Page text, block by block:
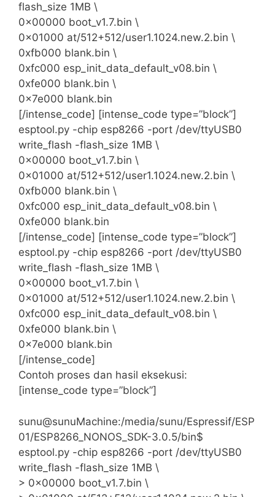
flash_size 1MB \
0x00000 boot_v1.7.bin \
0x01000 at/512+512/user1.1024.new.2.bin \
0xfb000 blank.bin \
0xfc000 esp_init_data_default_v08.bin \
0xfe000 blank.bin \
0x7e000 blank.bin
[/intense_code] [intense_code type=”block”]
esptool.py -chip esp8266 -port /dev/ttyUSB0
write_flash -flash_size 1MB \
0x00000 boot_v1.7.bin \
0x01000 at/512+512/user1.1024.new.2.bin \
0xfb000 blank.bin \
0xfc000 esp_init_data_default_v08.bin \
0xfe000 blank.bin
[/intense_code] [intense_code type=”block”]
esptool.py -chip esp8266 -port /dev/ttyUSB0
write_flash -flash_size 1MB \
0x00000 boot_v1.7.bin \
0x01000 at/512+512/user1.1024.new.2.bin \
0xfc000 esp_init_data_default_v08.bin \
0xfe000 blank.bin \
0x7e000 blank.bin
[/intense_code]
Contoh proses dan hasil eksekusi:
[intense_code type=”block”]
sunu@sunuMachine:/media/sunu/Espressif/ESP
01/ESP8266_NONOS_SDK-3.0.5/bin$
esptool.py -chip esp8266 -port /dev/ttyUSB0
write_flash -flash_size 1MB \
> 0x00000 boot_v1.7.bin \